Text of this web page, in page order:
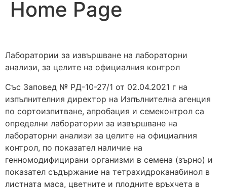
Home Page
Лаборатории за извършване на лабораторни
анализи, за целите на официалния контрол
Със Заповед № РД-10-27/1 от 02.04.2021 г на
изпълнителния директор на Изпълнителна агенция
по сортоизпитване, апробация и семеконтрол са
определни лаборатории за извършване на
лабораторни анализи за целите на официалния
контрол, по показател наличие на
генномодифицирани организми в семена (зърно) и
показател съдържание на тетрахидроканабинол в
листната маса, цветните и плодните връхчета в